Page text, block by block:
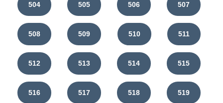
504 505 506 507
508 509 510 511
512 513 514 515
516 517 518 519